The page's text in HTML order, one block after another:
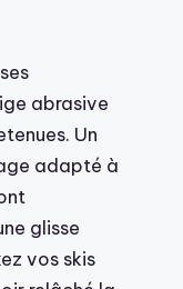
abrasive
Un
adapté à
glisse
vos skis